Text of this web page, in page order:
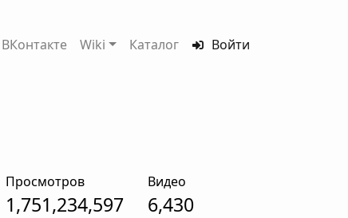
ВКонтакте Wiki Каталог Войти
Просмотров
1,751,234,597
Видео
6,430